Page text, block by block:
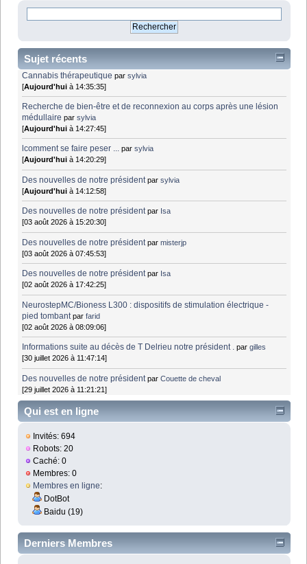
Sujet récents
Cannabis thérapeutique parsylvia
[Aujourd'hui à 14:35:35]
Recherche de bien-être et de reconnexion au corps après une lésion
médullaire parsylvia
[Aujourd'hui à 14:27:45]
lcomment se faire peser ... parsylvia
[Aujourd'hui à 14:20:29]
Des nouvelles de notre président parsylvia
[Aujourd'hui à 14:12:58]
Des nouvelles de notre président par Isa
[03 août 2026 à 15:20:30]
Des nouvelles de notre président parmisterjp
[03 août 2026 à 07:45:53]
Des nouvelles de notre président par Isa
[02 août 2026 à 17:42:25]
NeurostepMC/Bioness L300 : dispositifs de stimulation électrique -
pied tombant parfarid
[02 août 2026 à 08:09:06]
Informations suite au décès de T Delrieu notre président . pargilles
[30 juillet 2026 à 11:47:14]
Des nouvelles de notre président parCouette de cheval
[29 juillet 2026 à 11:21:21]
Qui est en ligne
Invités: 694
Robots: 20
Caché: 0
Membres: 0
Membres en ligne:
DotBot
Baidu (19)
Derniers Membres